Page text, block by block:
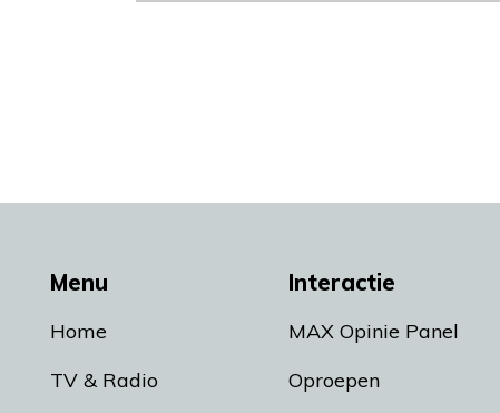
Menu
Home
TV & Radio
Interactie
MAX Opinie Panel
Oproepen